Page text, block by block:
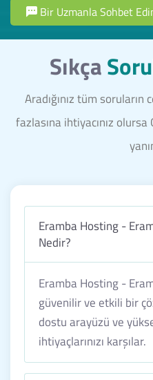
Bir Uzmanla Sohbet
Sıkça
Aradığınız tüm
fazlasına ihtiyacınız
Eramba Hosting -
Nedir?
Eramba Hosting -
güvenilir ve etkili bir
dostu arayüzü ve
ihtiyaçlarınızı karşılar.